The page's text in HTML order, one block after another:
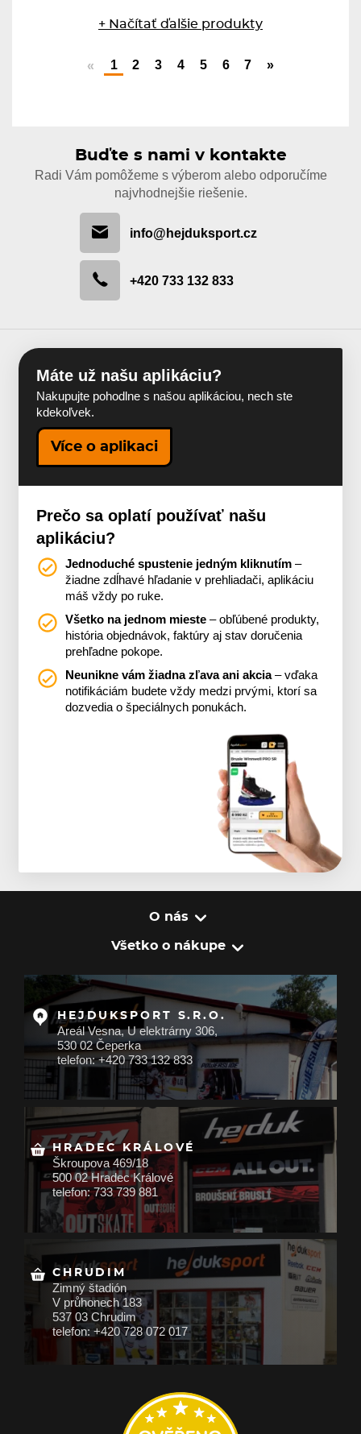
+ Načítať ďalšie produkty
« 1 2 3 4 5 6 7 »
Buďte s nami v kontakte
Radi Vám pomôžeme s výberom alebo odporučíme
najvhodnejšie riešenie.
info@hejduksport.cz
+420 733 132 833
Máte už našu aplikáciu?
Nakupujte pohodlne s našou aplikáciou, nech ste
kdekoľvek.
Více o aplikaci
Prečo sa oplatí používať našu
aplikáciu?
Jednoduché spustenie jedným kliknutím –
žiadne zdĺhavé hľadanie v prehliadači, aplikáciu
máš vždy po ruke.
Všetko na jednom mieste – obľúbené produkty,
história objednávok, faktúry aj stav doručenia
prehľadne pokope.
Neunikne vám žiadna zľava ani akcia– vďaka
notifikáciám budete vždy medzi prvými, ktorí sa
dozvedia o špeciálnych ponukách.
O nás
Všetko o nákupe
HEJDUKSPORT S.R.O.
Areál Vesna, U elektrárny 306,
530 02 Čeperka
telefon: +420 733 132 833
HRADEC KRÁLOVÉ
Škroupova 469/18
500 02 Hradec Králové
telefon: 733 739 881
CHRUDIM
Zimný štadión
V průhonech 183
537 03 Chrudim
telefon: +420 728 072 017